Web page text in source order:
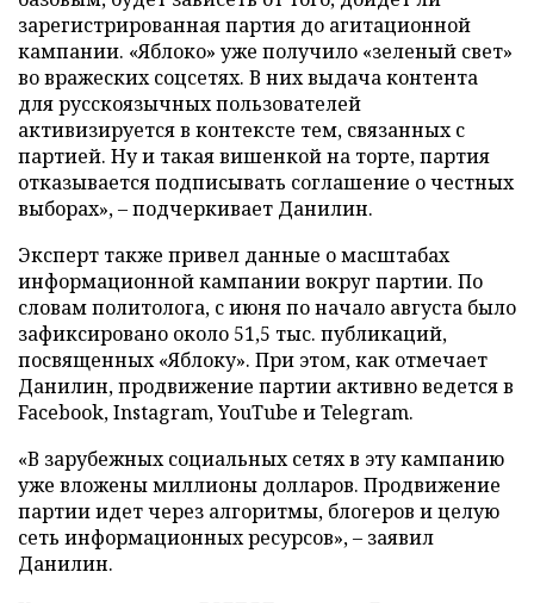
зарегистрированная партия до агитационной
кампании. «Яблоко» уже получило «зеленый свет»
во вражеских соцсетях. В них выдача контента
для русскоязычных пользователей
активизируется в контексте тем, связанных с
партией. Ну и такая вишенкой на торте, партия
отказывается подписывать соглашение о честных
выборах», – подчеркивает Данилин.
Эксперт также привел данные о масштабах
информационной кампании вокруг партии. По
словам политолога, с июня по начало августа было
зафиксировано около 51,5 тыс. публикаций,
посвященных «Яблоку». При этом, как отмечает
Данилин, продвижение партии активно ведется в
Facebook, Instagram, YouTube и Telegram.
«В зарубежных социальных сетях в эту кампанию
уже вложены миллионы долларов. Продвижение
партии идет через алгоритмы, блогеров и целую
сеть информационных ресурсов», – заявил
Данилин.